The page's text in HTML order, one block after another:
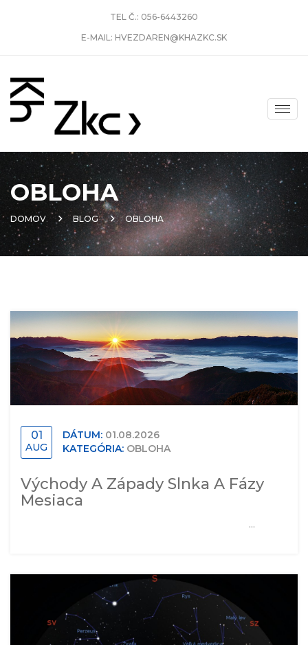
TEL Č.: 056-6443260
E-MAIL: HVEZDAREN@KHAZKC.SK
OBLOHA
DOMOV BLOG OBLOHA
01
AUG
DÁTUM: 01.08.2026
KATEGÓRIA: OBLOHA
Východy A Západy Slnka A Fázy
Mesiaca
...